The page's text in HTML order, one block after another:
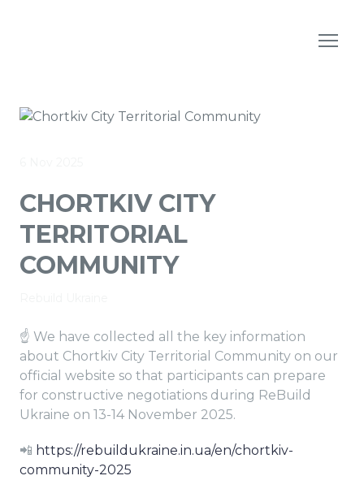
CHORTKIV CITY
TERRITORIAL
COMMUNITY
☝️ We have collected all the key information
about Chortkiv City Territorial Community on our
official website so that participants can prepare
for constructive negotiations during ReBuild
Ukraine on 13-14 November 2025.
📲 https://rebuildukraine.in.ua/en/chortkiv-
community-2025